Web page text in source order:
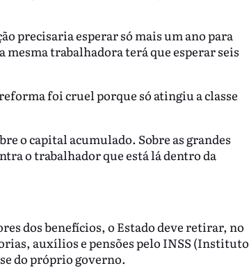
precisaria esperar só mais um ano para
mesma trabalhadora terá que esperar seis
foi cruel porque só atingiu a classe
o capital acumulado. Sobre as grandes
o trabalhador que está lá dentro da
dos benefícios, o Estado deve retirar, no
auxílios e pensões pelo INSS (Instituto
do próprio governo.